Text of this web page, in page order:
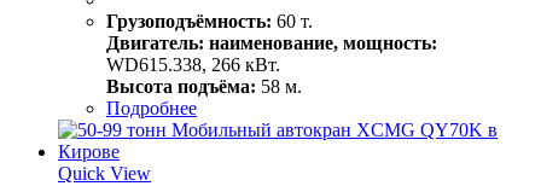
Грузоподъёмность: 60 т.
Двигатель: наименование, мощность:
WD615.338, 266 кВт.
Высота подъёма: 58 м.
Подробнее
Quick View